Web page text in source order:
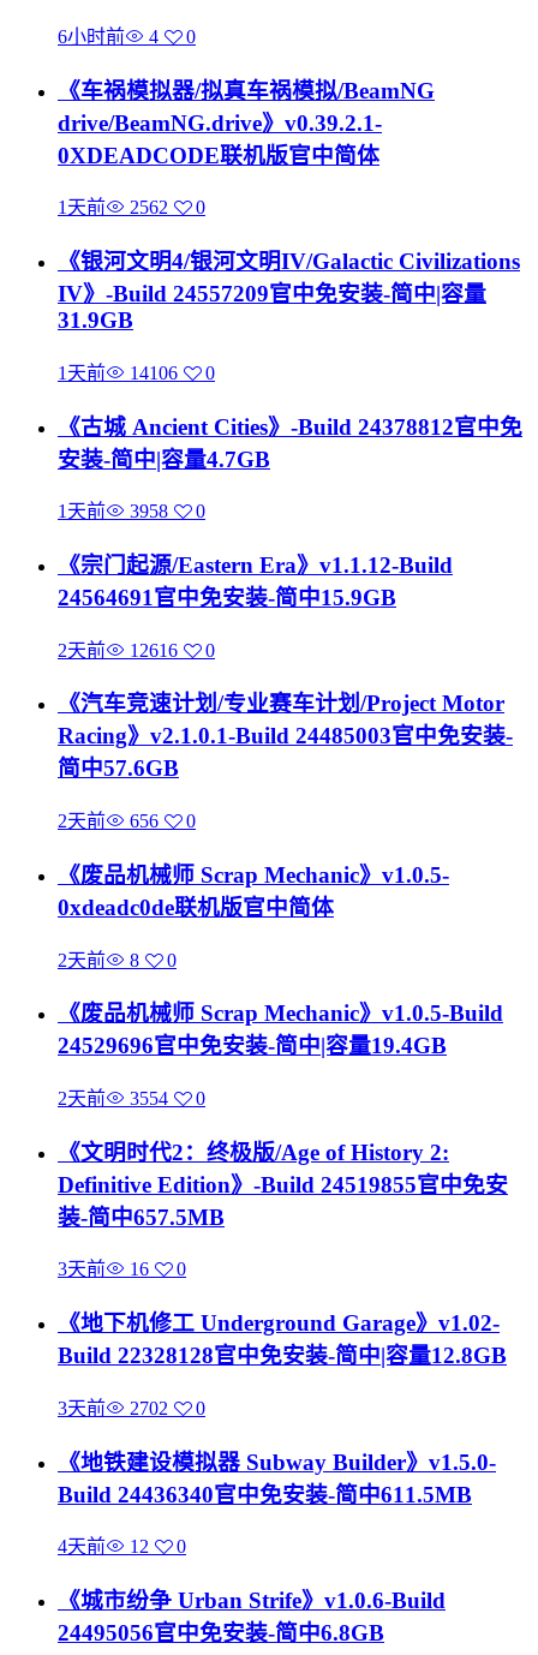
6小时前 4 0
《车祸模拟器/拟真车祸模拟/BeamNG
drive/BeamNG.drive》v0.39.2.1-
0XDEADCODE联机版官中简体
1天前 2562 0
《银河文明4/银河文明IV/Galactic Civilizations
IV》-Build 24557209官中免安装-简中|容量
31.9GB
1天前 14106 0
《古城 Ancient Cities》-Build 24378812官中免
安装-简中|容量4.7GB
1天前 3958 0
《宗门起源/Eastern Era》v1.1.12-Build
24564691官中免安装-简中15.9GB
2天前 12616 0
《汽车竞速计划/专业赛车计划/Project Motor
Racing》v2.1.0.1-Build 24485003官中免安装-
简中57.6GB
2天前 656 0
《废品机械师 Scrap Mechanic》v1.0.5-
0xdeadc0de联机版官中简体
2天前 8 0
《废品机械师 Scrap Mechanic》v1.0.5-Build
24529696官中免安装-简中|容量19.4GB
2天前 3554 0
《文明时代2：终极版/Age of History 2:
Definitive Edition》-Build 24519855官中免安
装-简中657.5MB
3天前 16 0
《地下机修工 Underground Garage》v1.02-
Build 22328128官中免安装-简中|容量12.8GB
3天前 2702 0
《地铁建设模拟器 Subway Builder》v1.5.0-
Build 24436340官中免安装-简中611.5MB
4天前 12 0
《城市纷争 Urban Strife》v1.0.6-Build
24495056官中免安装-简中6.8GB